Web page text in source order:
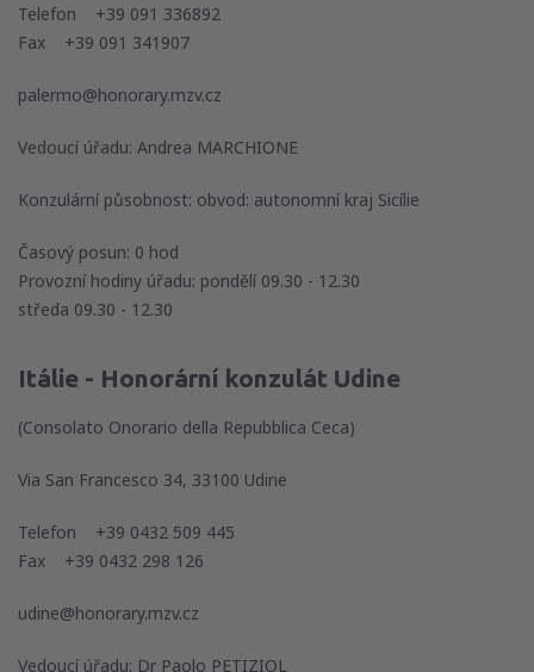
Telefon +39 091 336892
Fax +39 091 341907
palermo@honorary.mzv.cz
Vedoucí úřadu: Andrea MARCHIONE
Konzulární působnost: obvod: autonomní kraj Sicílie
Časový posun: 0 hod
Provozní hodiny úřadu: pondělí 09.30 - 12.30
středa 09.30 - 12.30
Itálie - Honorární konzulát Udine
(Consolato Onorario della Repubblica Ceca)
Via San Francesco 34, 33100 Udine
Telefon +39 0432 509 445
Fax +39 0432 298 126
udine@honorary.mzv.cz
Vedoucí úřadu: Dr Paolo PETIZIOL